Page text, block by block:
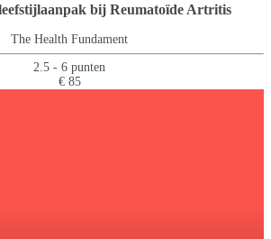
bij Reumatoïde Artritis
The Health Fundament
2.5 - 6 punten
€ 85